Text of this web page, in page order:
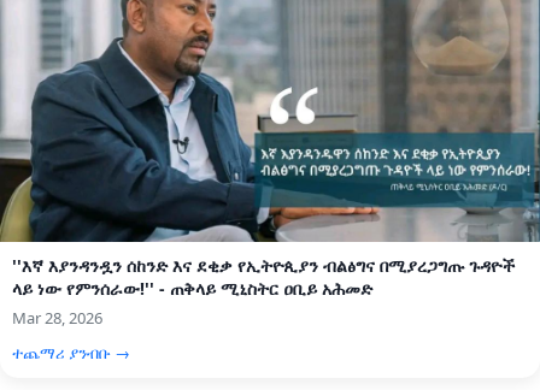
''እኛ እያንዳንዷን ሰከንድ እና ደቂቃ የኢትዮጲያን ብልፅግና በሚያረጋግጡ ጉዳዮች
ላይ ነው የምንሰራው!'' - ጠቅላይ ሚኒስትር ዐቢይ አሕመድ
Mar 28, 2026
ተጨማሪ ያንብቡ →